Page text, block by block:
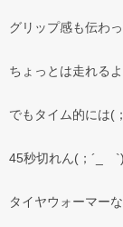
グリップ感も伝わ
ちょっとは走れる
でもタイム的には(
45秒切れん(；´_ゝ
タイヤウォーマー